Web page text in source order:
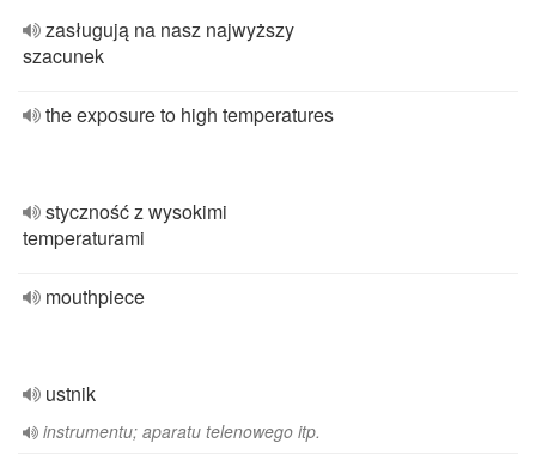
zasługują na nasz najwyższy
szacunek
the exposure to high temperatures
styczność z wysokimi
temperaturami
mouthpiece
ustnik
instrumentu; aparatu telenowego itp.